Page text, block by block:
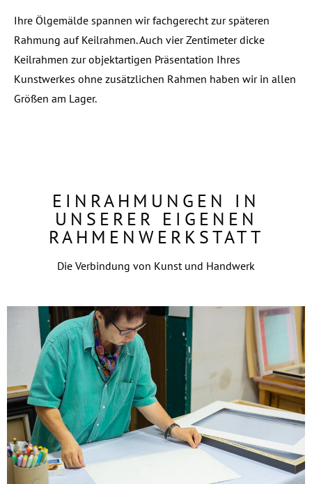
Ihre Ölgemälde spannen wir fachgerecht zur späteren
Rahmung auf Keilrahmen. Auch vier Zentimeter dicke
Keilrahmen zur objektartigen Präsentation Ihres
Kunstwerkes ohne zusätzlichen Rahmen haben wir in allen
Größen am Lager.
EINRAHMUNGEN IN
UNSERER EIGENEN
RAHMENWERKSTATT
Die Verbindung von Kunst und Handwerk